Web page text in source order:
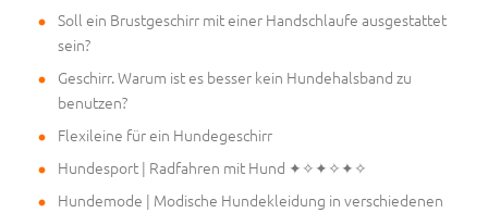
Soll ein Brustgeschirr mit einer Handschlaufe ausgestattet
sein?
Geschirr. Warum ist es besser kein Hundehalsband zu
benutzen?
Flexileine für ein Hundegeschirr
Hundesport | Radfahren mit Hund ✦✧✦✧✦✧
Hundemode | Modische Hundekleidung in verschiedenen